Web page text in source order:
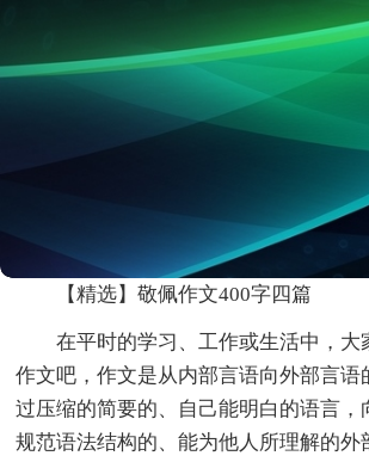
【精选】敬佩作文400字四篇
在平时的学习、工作或生活中，大
作文吧，作文是从内部言语向外部言语
过压缩的简要的、自己能明白的语言，
规范语法结构的、能为他人所理解的外